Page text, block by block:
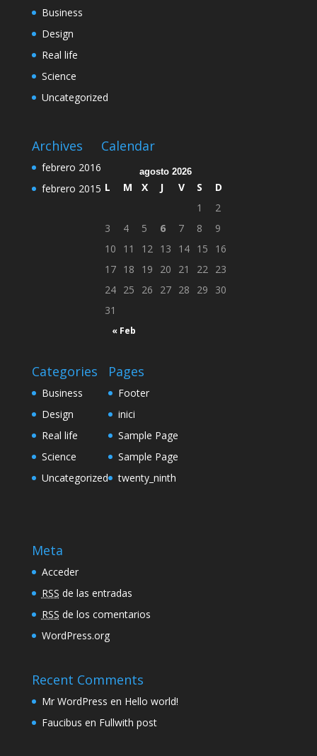
Business
Design
Real life
Science
Uncategorized
Archives
febrero 2016
febrero 2015
Calendar
agosto 2026
L M X J V S D
« Feb
1
2
3
4 5 6 7 8
9
10
11 12 13 14 15
16
17 18 19 20 21 22 23
24 25 26 27 28 29
30
31
Categories
Business
Design
Real life
Science
Uncategorized
Pages
Footer
inici
Sample Page
Sample Page
twenty_ninth
Meta
Acceder
RSS de las entradas
RSS de los comentarios
WordPress.org
Recent Comments
Mr WordPress en Hello world!
Faucibus en Fullwith post